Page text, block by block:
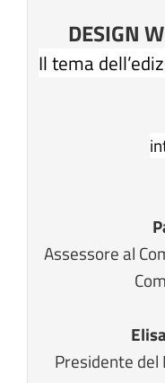
DESIGN
Il tema
Assessore al
Presidente